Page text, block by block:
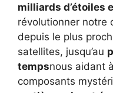
milliards d’étoiles
révolutionner notre
depuis le plus
satellites, jusqu’au
tempsnous aidant
composants